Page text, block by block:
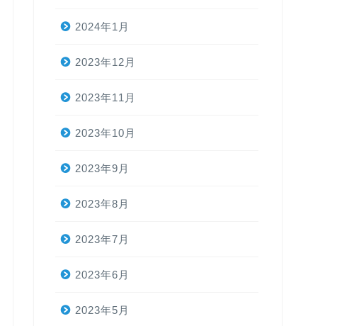
2024年1月
2023年12月
2023年11月
2023年10月
2023年9月
2023年8月
2023年7月
2023年6月
2023年5月